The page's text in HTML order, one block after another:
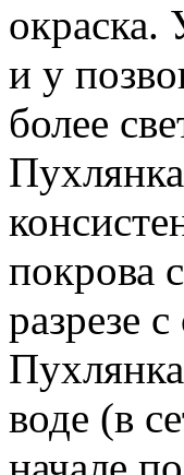
окраска.
и у
более
покрова
разрезе
воде (в